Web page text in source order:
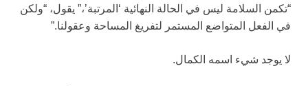
“تكمن السلامة ليس في الحالة النهائية ‘المرتبة’،” يقول، “ولكن
في الفعل المتواضع المستمر لتفريغ المساحة وعقولنا.”
لا يوجد شيء اسمه الكمال.